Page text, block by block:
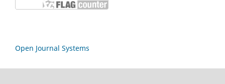
Open Journal Systems